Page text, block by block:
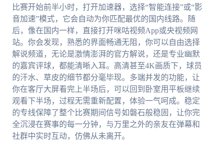
比赛开始前半小时，打开加速器，选择“智能连接”或“影
音加速”模式，它会自动为你匹配最优的国内线路。随
后，像在国内一样，直接打开咪咕视频App或央视频网
站。你会发现，熟悉的界面畅通无阻，你可以自由选择
解说频道，无论是激情澎湃的官方解说，还是专业幽默
的嘉宾评球，都能清晰入耳。高清甚至4K画质下，球员
的汗水、草皮的细节都分毫毕现。多端并发的功能，让
你在客厅大屏看完上半场后，可以回到卧室用平板继续
观看下半场，过程无需重新配置，体验一气呵成。稳定
的专线保障了整个比赛期间信号如磐石般稳固，让你完
全沉浸在赛事的每一分钟，与万里之外的亲友在弹幕和
社群中实时互动，仿佛从未离开。